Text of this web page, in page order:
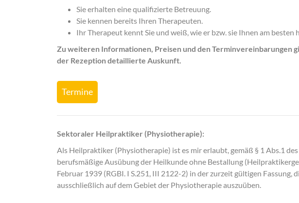
Sie erhalten eine qualifizierte Betreuung.
Sie kennen bereits Ihren Therapeuten.
Ihr Therapeut kennt Sie und weiß, wie er bzw. sie Ihnen am besten
Zu weiteren Informationen, Preisen und den Terminvereinbarungen
der Rezeption detaillierte Auskunft.
Termine
Sektoraler Heilpraktiker (Physiotherapie):
Als Heilpraktiker (Physiotherapie) ist es mir erlaubt, gemäß § 1 Abs.1
berufsmäßige Ausübung der Heilkunde ohne Bestallung
Februar 1939 (RGBI. I S.251, III 2122-2) in der zurzeit gültigen Fassung,
ausschließlich auf dem Gebiet der Physiotherapie auszuüben.